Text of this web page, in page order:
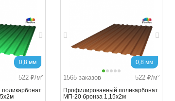
522 ₽/м²
0,8 мм
522 ₽/м²
1565 заказов
0,8 мм
Профилированный поликарбонат
МП-20 бронза 1,15х2м